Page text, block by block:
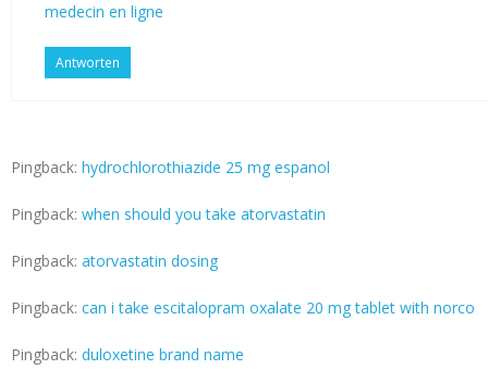
medecin en ligne
Antworten
Pingback: hydrochlorothiazide 25 mg espanol
Pingback: when should you take atorvastatin
Pingback: atorvastatin dosing
Pingback: can i take escitalopram oxalate 20 mg tablet with norco
Pingback: duloxetine brand name